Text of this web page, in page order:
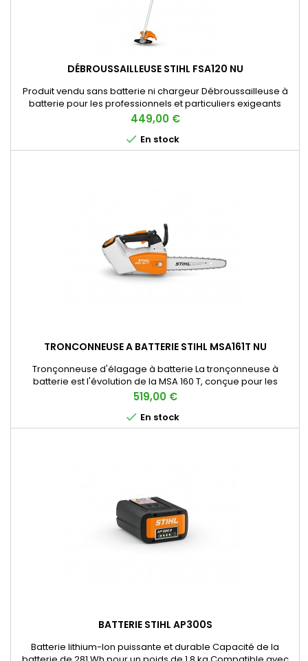
DÉBROUSSAILLEUSE STIHL FSA120 NU
Produit vendu sans batterie ni chargeur Débroussailleuse à
batterie pour les professionnels et particuliers exigeants
Vitesse réglable sur 2 niveaux Pour une utilisation dans les
zones sensibles au bruit Conçue pour faucher efficacement
de grandes superficies, la débroussailleuse à batterie FSA 120
STIHL offre des performances particulièrement...
Prix
449,00 €
 En stock
TRONCONNEUSE A BATTERIE STIHL MSA161T NU
Tronçonneuse d'élagage à batterie La tronçonneuse à
batterie est l'évolution de la MSA 160 T, conçue pour les
élagueurs professionnels qui travaillent en hauteur et
recherchent un produit léger, maniable, équilibré et
puissant... le tout en toute sécurité ! Plus de sécurité :nouvelle
gâchette plus allongée avec bouton de sécurité et nouveau
Prix
519,00 €
 En stock
BATTERIE STIHL AP300S
Batterie lithium-Ion puissante et durable Capacité de la